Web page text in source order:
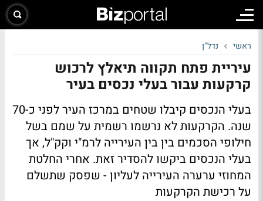
ראשי נדל"ן
עיריית פתח תקווה תיאלץ לרכוש
קרקעות עבור בעלי נכסים בעיר
בעלי הנכסים קיבלו שטחים במרכז העיר לפני כ-70
שנה. הקרקעות לא נרשמו רשמית על שמם בשל
חילופי הסכמים בין בין העירייה לרמ"י וקק"ל, אך
בעלי הנכסים ביקשו להסדיר זאת. אחרי החלטת
המחוזי ערערה העירייה לעליון - שפסק שתשלם
על רכישת הקרקעות